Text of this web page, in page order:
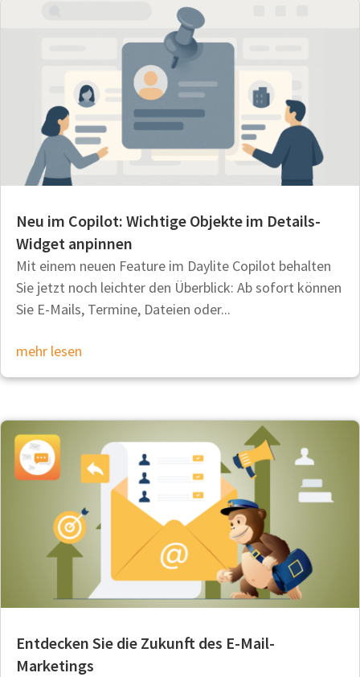
Neu im Copilot: Wichtige Objekte im Details-
Widget anpinnen
Mit einem neuen Feature im Daylite Copilot behalten
Sie jetzt noch leichter den Überblick: Ab sofort können
Sie E-Mails, Termine, Dateien oder...
mehr lesen
Entdecken Sie die Zukunft des E-Mail-
Marketings